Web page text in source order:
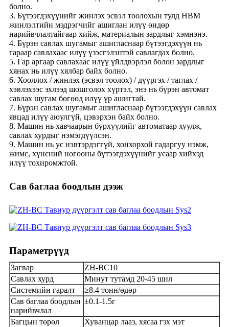
болно.
3. Бүтээгдэхүүнийг жинлэх эсвэл тоолохын тулд HBM
жинлэлтийн мэдрэгчийг ашиглан илүү өндөр
нарийвчлалтайгаар хийж, материалын зардлыг хэмнэнэ.
4. Бүрэн савлах шугамыг ашигласнаар бүтээгдэхүүн нь
гараар савлахаас илүү үзэсгэлэнтэй савлагдах болно.
5. Гар аргаар савлахаас илүү үйлдвэрлэл болон зардлыг
хянах нь илүү хялбар байх болно.
6. Хооллох / жинлэх (эсвэл тоолох) / дүүргэх / таглах /
хэвлэхээс эхлээд шошголох хүртэл, энэ нь бүрэн автомат
савлах шугам бөгөөд илүү үр ашигтай.
7. Бүрэн савлах шугамыг ашигласнаар бүтээгдэхүүн савлах
явцад илүү аюулгүй, цэвэрхэн байх болно.
8. Машин нь хавчаарын бүрхүүлийг автоматаар хуулж,
савлах хурдыг нэмэгдүүлсэн.
9. Машин нь ус нэвтэрдэггүй, хонхорхой гадаргуу нэмж,
жимс, хүнсний ногооны бүтээгдэхүүнийг усаар хийхэд
илүү тохиромжтой.
Сав баглаа боодлын дээж
Параметрүүд
Загвар
ZH-BC10
Савлах хурд
Минут тутамд 20-45 шил
Системийн гаралт
≥8.4 тонн/өдөр
Сав баглаа боодлын
нарийвчлал
±0.1-1.5г
Багцын төрөл Хуванцар лааз, хясаа гэх мэт